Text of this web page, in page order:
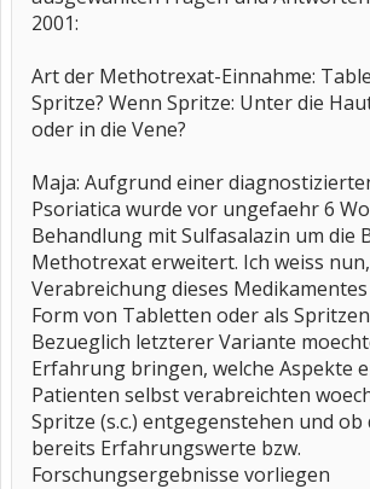
2001:
Art der Methotrexat-Einnahme:
Spritze? Wenn Spritze: Unter die
oder in die Vene?
Maja: Aufgrund einer
Psoriatica wurde vor ungefaehr 6
Behandlung mit Sulfasalazin um die
Methotrexat erweitert. Ich weiss
Verabreichung dieses
Form von Tabletten oder als
Bezueglich letzterer Variante
Erfahrung bringen, welche Aspekte
Patienten selbst verabreichten
Spritze (s.c.) entgegenstehen und ob
bereits Erfahrungswerte bzw.
Forschungsergebnisse vorliegen